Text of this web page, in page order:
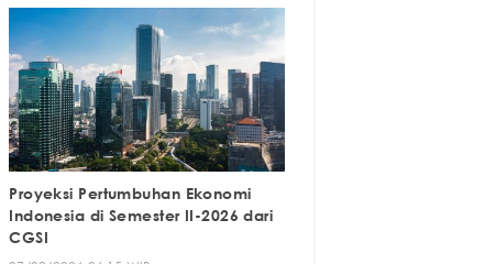
Proyeksi Pertumbuhan Ekonomi
Indonesia di Semester II-2026 dari
CGSI